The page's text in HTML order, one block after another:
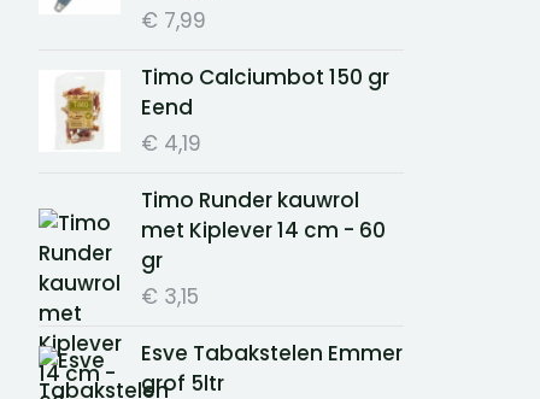
€ 7,99
Timo Calciumbot 150 gr
Eend
€ 4,19
Timo Runder kauwrol
met Kiplever 14 cm - 60
gr
€ 3,15
Esve Tabakstelen Emmer
grof 5ltr